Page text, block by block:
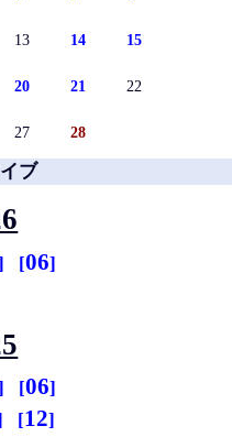
13 14 15
20 21 22
27 28
ブ
06
06
12